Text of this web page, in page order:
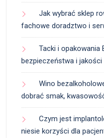
Jak wybrać sklep
fachowe doradztwo i
Tacki i opakowania
bezpieczeństwa i jakości
Wino
dobrać smak,
Czym jest
niesie korzyści dla